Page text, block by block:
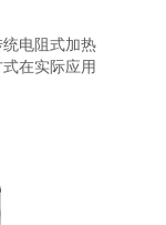
电阻式加热
在实际应用